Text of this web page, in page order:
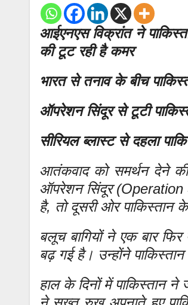
आईएनएस विक्रांत ने
की टूट रही है कमर
भारत से तनाव के बीच
ऑपरेशन सिंदूर से टूटी
सीरियल ब्लास्ट से दहला
आतंकवाद को समर्थन देने की
ऑपरेशन सिंदूर (Operation
है, तो दूसरी ओर पाकिस्तान
बलूच बागियों ने एक बार
बढ़ गई है। उन्होंने
हाल के दिनों में पाकिस्तान